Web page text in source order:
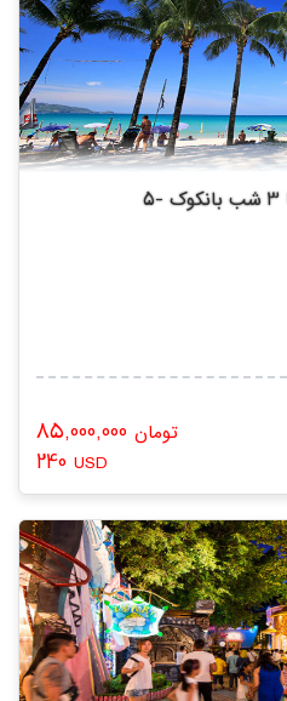
تومان
240 USD